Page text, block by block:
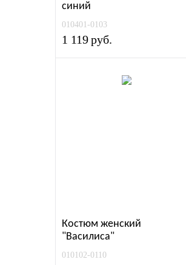
синий
010401-0103
1 119руб.
Костюм женский
"Василиса"
010102-0110